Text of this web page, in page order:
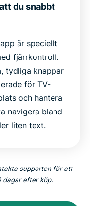
du snabbt
är speciellt
fjärrkontroll.
tydliga knappar
för TV-
och hantera
navigera bland
liten text.
supporten för att
dagar efter köp.